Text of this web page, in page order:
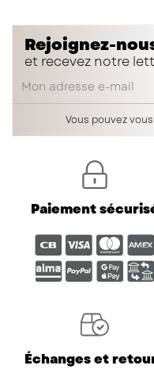
Rejoignez-
et recevez notre
Vous pouvez
Paiement
Échanges et